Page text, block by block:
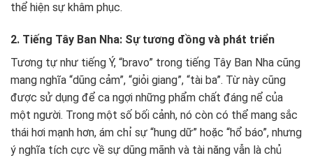
thể hiện sự khâm phục.
2. Tiếng Tây Ban Nha: Sự tương đồng và phát triển
Tương tự như tiếng Ý, “bravo” trong tiếng Tây Ban Nha cũng
mang nghĩa “dũng cảm”, “giỏi giang”, “tài ba”. Từ này cũng
được sử dụng để ca ngợi những phẩm chất đáng nể của
một người. Trong một số bối cảnh, nó còn có thể mang sắc
thái hơi mạnh hơn, ám chỉ sự “hung dữ” hoặc “hổ báo”, nhưng
ý nghĩa tích cực về sự dũng mãnh và tài năng vẫn là chủ